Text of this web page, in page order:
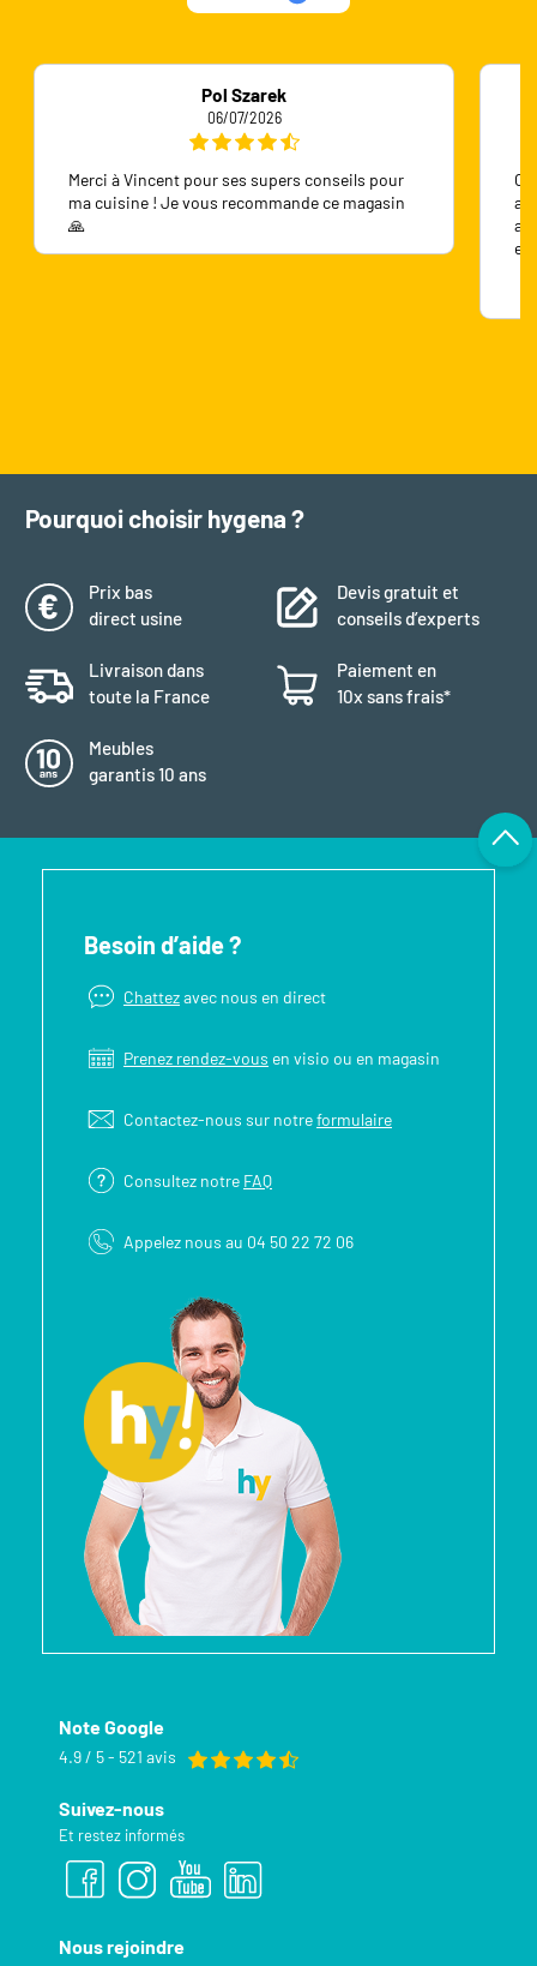
Pol Szarek
06/07/2026
Merci à Vincent pour ses supers conseils pour
ma cuisine ! Je vous recommande ce magasin
🙏
Pourquoi choisir hygena ?
Prix bas
direct usine
Devis gratuit et
conseils d’experts
Livraison dans
toute la France
Paiement en
10x sans frais*
Meubles
garantis 10 ans
Besoin d’aide ?
Chattezavec nous en direct
Prenez rendez-vous en visio ou en magasin
Contactez-nous sur notreformulaire
Consultez notre FAQ
Appelez nous au 04 50 22 72 06
Note Google
4.9 / 5 - 521 avis
Suivez-nous
Et restez informés
Nous rejoindre